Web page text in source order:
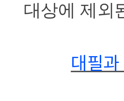
대상에 제외
대필